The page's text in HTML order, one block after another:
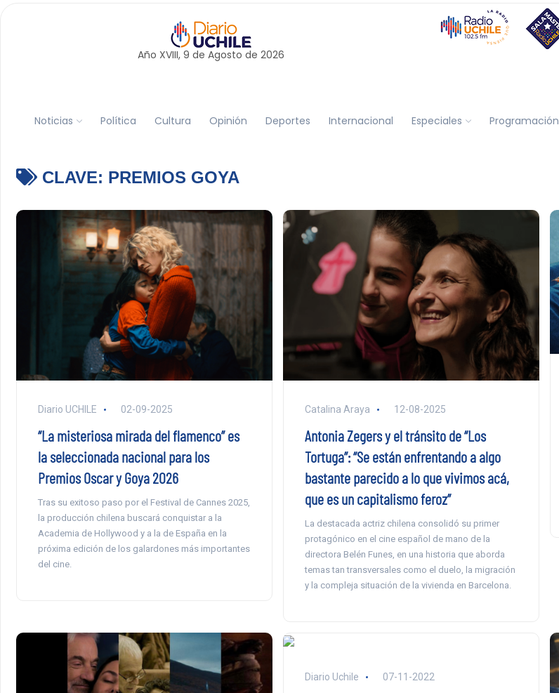
Año XVIII, 9 de Agosto de 2026
Noticias Política Cultura Opinión Deportes Internacional Especiales Programación
CLAVE: PREMIOS GOYA
Diario UCHILE 02-09-2025
“La misteriosa mirada del flamenco” es
la seleccionada nacional para los
Premios Oscar y Goya 2026
Tras su exitoso paso por el Festival de Cannes 2025,
la producción chilena buscará conquistar a la
Academia de Hollywood y a la de España en la
próxima edición de los galardones más importantes
del cine.
Catalina Araya 12-08-2025
Antonia Zegers y el tránsito de “Los
Tortuga”: “Se están enfrentando a algo
bastante parecido a lo que vivimos acá,
que es un capitalismo feroz”
La destacada actriz chilena consolidó su primer
protagónico en el cine español de mano de la
directora Belén Funes, en una historia que aborda
temas tan transversales como el duelo, la migración
y la compleja situación de la vivienda en Barcelona.
Diario Uchile 07-11-2022